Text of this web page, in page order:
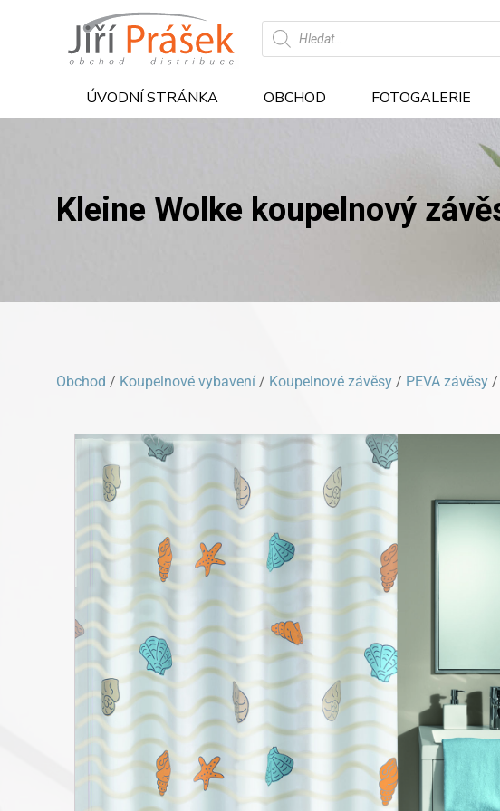
Products
search
ÚVODNÍ STRÁNKA OBCHOD FOTOGALERIE
Kleine Wolke koupelnový
Obchod / Koupelnové vybavení / Koupelnové závěsy / PEVA závěsy /